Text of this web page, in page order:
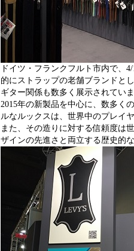
ドイツ・フランクフルト市内で、
的にストラップの老舗ブランドと
ギター関係も数多く展示されてい
2015年の新製品を中心に、数多く
ルなルックスは、世界中のプレイ
また、その造りに対する信頼度は
ザインの先進さと両立する歴史的